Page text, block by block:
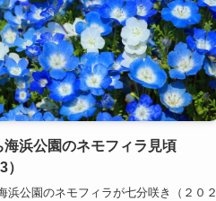
海浜公園のネモフィラ見頃
）
浜公園のネモフィラが七分咲き（２０２